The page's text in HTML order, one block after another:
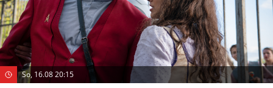
So, 16.08 20:15